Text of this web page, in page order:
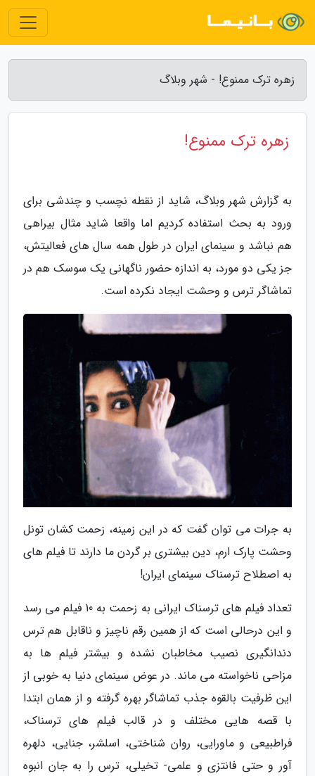
زهره ترک ممنوع! - شهر وبلاگ
زهره ترک ممنوع!
به گزارش شهر وبلاگ، شاید از نقطه نچسب و چندشی برای
ورود به بحث استفاده کردیم اما واقعا شاید مثال بیراهی
هم نباشد و سینمای ایران در طول همه سال های فعالیتش،
جز یکی دو مورد، به اندازه حضور ناگهانی یک سوسک هم در
تماشاگر ترس و وحشت ایجاد نکرده است.
به جرات می توان گفت که در این زمینه، زحمت کشان تونل
وحشت پارک ارم، دین بیشتری بر گردن ما دارند تا فیلم های
به اصطلاح ترسناک سینمای ایران!
تعداد فیلم های ترسناک ایرانی به زحمت به 10 فیلم می رسد
و این درحالی است که از همین رقم ناچیز و ناقابل هم ترس
دندانگیری نصیب مخاطبان نشده و بیشتر فیلم ها به
مزاحی ناخواسته می ماند. در عوض سینمای دنیا به خوبی از
این ظرفیت بالقوه جذب تماشاگر بهره گرفته و از همان ابتدا
با قصه هایی مختلف و در قالب فیلم های ترسناک،
فراطبیعی و ماورایی، روان شناختی، اسلشر، جنایی، دلهره
آور و حتی فانتزی و علمی- تخیلی، ترس را به جان انبوه